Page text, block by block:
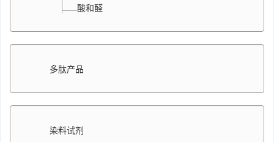
酸和醛
多肽产品
染料试剂